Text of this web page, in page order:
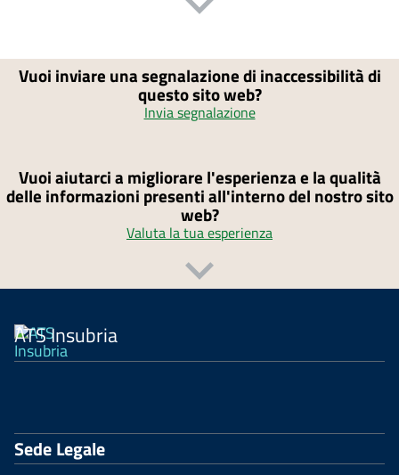
Vuoi inviare una segnalazione di inaccessibilità di
questo sito web?
Invia segnalazione
Vuoi aiutarci a migliorare l'esperienza e la qualità
delle informazioni presenti all'interno del nostro sito
web?
Valuta la tua esperienza
ATS Insubria
Sede Legale